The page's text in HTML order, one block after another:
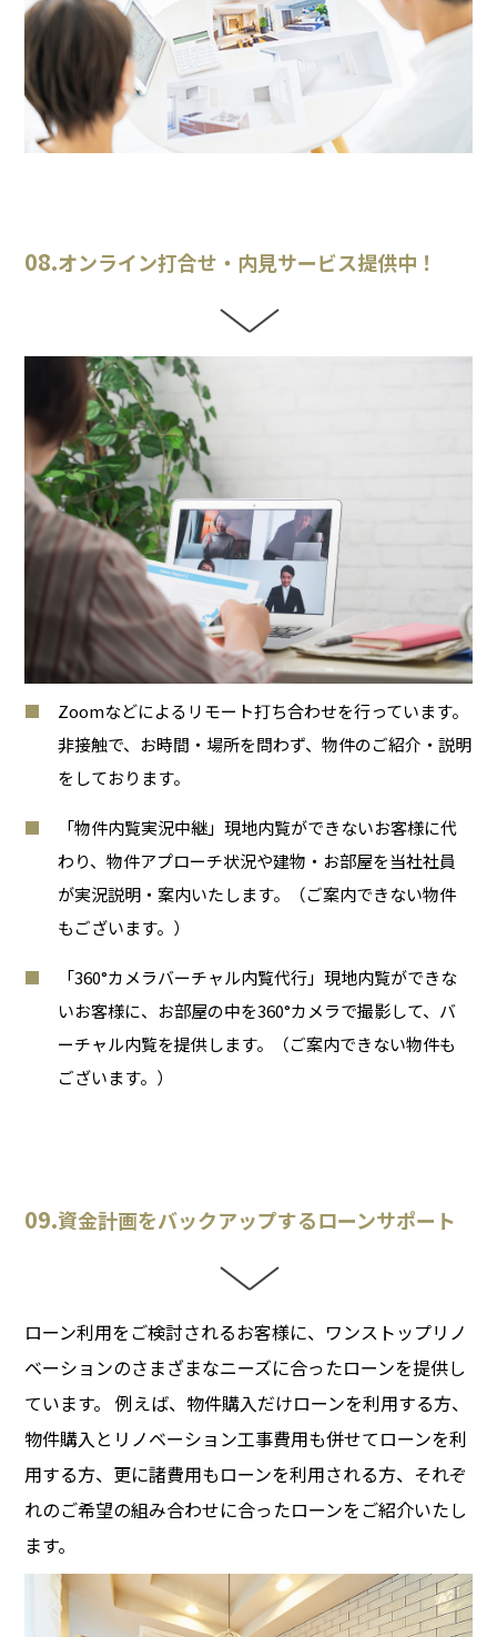
08.オンライン打合せ・内見サービス提供中！
Zoomなどによるリモート打ち合わせを行っています。
非接触で、お時間・場所を問わず、物件のご紹介・説明
をしております。
「物件内覧実況中継」現地内覧ができないお客様に代
わり、物件アプローチ状況や建物・お部屋を当社社員
が実況説明・案内いたします。（ご案内できない物件
もございます。）
「360°カメラバーチャル内覧代行」現地内覧ができな
いお客様に、お部屋の中を360°カメラで撮影して、バ
ーチャル内覧を提供します。（ご案内できない物件も
ございます。）
09.資金計画をバックアップするローンサポート
ローン利用をご検討されるお客様に、ワンストップリノ
ベーションのさまざまなニーズに合ったローンを提供し
ています。 例えば、物件購入だけローンを利用する方、
物件購入とリノベーション工事費用も併せてローンを利
用する方、更に諸費用もローンを利用される方、それぞ
れのご希望の組み合わせに合ったローンをご紹介いたし
ます。